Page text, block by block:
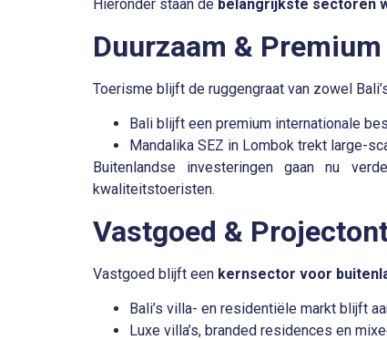
Hieronder staan de belangrijkste sectoren
Duurzaam &
Toerisme blijft de ruggengraat van zowel
Bali blijft een premium internationale
Mandalika SEZ in Lombok trekt large-
Buitenlandse investeringen gaan nu
kwaliteitstoeristen.
Vastgoed &
Vastgoed blijft een kernsector voor
Bali’s villa- en residentiële markt blijft
Luxe villa’s, branded residences en